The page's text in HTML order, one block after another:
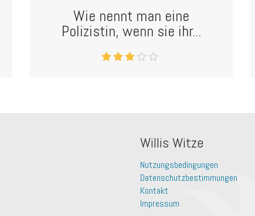
Wie nennt man eine
Polizistin, wenn sie ihr...
Willis Witze
Nutzungsbedingungen
Datenschutzbestimmungen
Kontakt
Impressum